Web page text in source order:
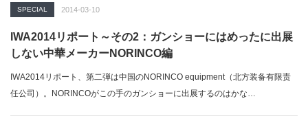
SPECIAL 2014-03-10
IWA2014リポート～その2：ガンショーにはめったに出展
しない中華メーカーNORINCO編
IWA2014リポート、第二弾は中国のNORINCO equipment（北方装备有限责
任公司）。NORINCOがこの手のガンショーに出展するのはかな…